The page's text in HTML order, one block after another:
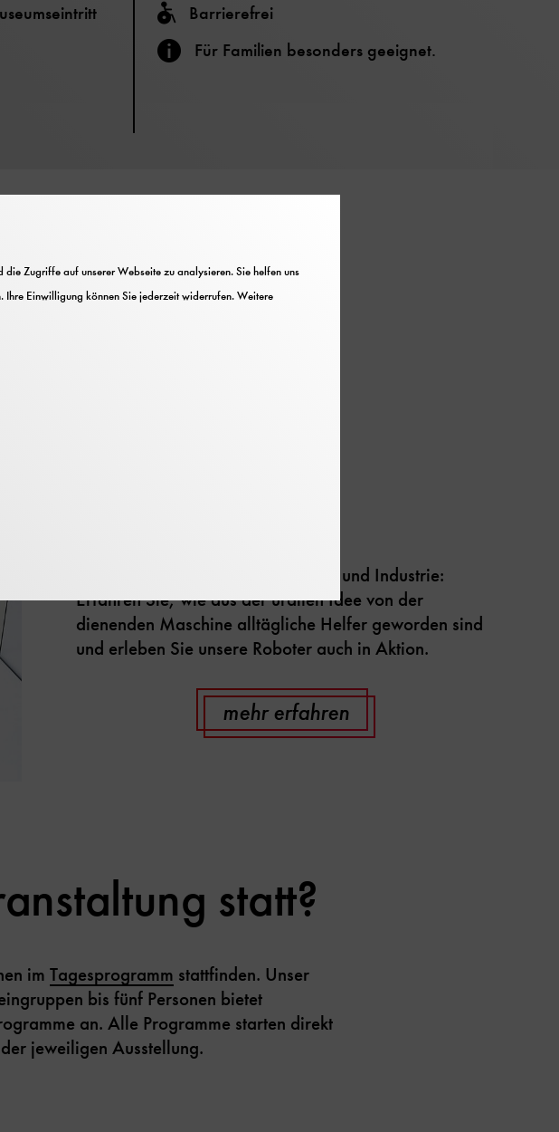
Barrierefrei
Für Familien besonders geeignet.
verschiedene Bilder aus Science-
auch dystopische. In der Industrie nehmen
Arbeiten ab und haben inzwischen
in unseren Alltag gefunden.
In Pflege und Medizin, in Haushalt und Industrie:
Erfahren Sie, wie aus der uralten Idee von der
dienenden Maschine alltägliche Helfer geworden sind
und erleben Sie unsere Roboter auch in Aktion.
mehr erfahren
statt?
im Tagesprogramm stattfinden. Unser
bis fünf Personen bietet
an. Alle Programme starten direkt
jeweiligen Ausstellung.
Zugriffe auf unserer Webseite zu analysieren. Sie helfen uns
Einwilligung können Sie jederzeit widerrufen. Weitere